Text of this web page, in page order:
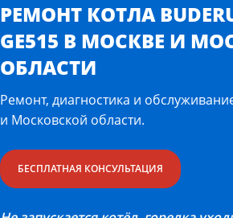
РЕМОНТ КОТЛА
GE515 В МОСКВЕ И
ОБЛАСТИ
Ремонт, диагностика и
и Московской области.
БЕСПЛАТНАЯ КОНСУЛЬТАЦИЯ